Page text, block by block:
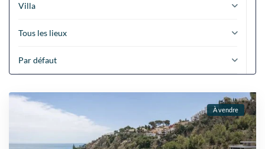
Villa
Tous les lieux
Par défaut
À vendre